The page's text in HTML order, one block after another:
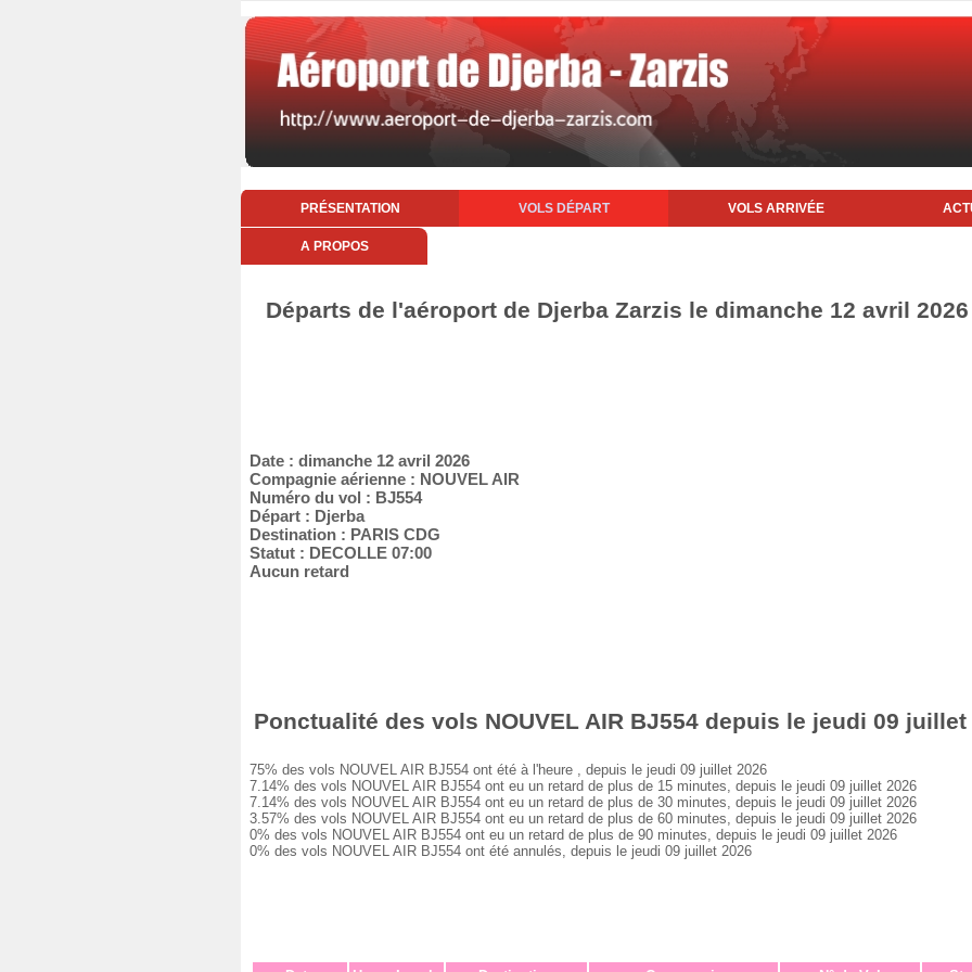
PRÉSENTATION VOLS DÉPART VOLS ARRIVÉE
A PROPOS
Départs de l'aéroport de Djerba Zarzis le dimanche 12 avril 2026
Date : dimanche 12 avril 2026
Compagnie aérienne : NOUVEL AIR
Numéro du vol : BJ554
Départ : Djerba
Destination : PARIS CDG
Statut : DECOLLE 07:00
Aucun retard
Ponctualité des vols NOUVEL AIR BJ554 depuis le jeudi 09 juillet
75% des vols NOUVEL AIR BJ554 ont été à l'heure , depuis le jeudi 09 juillet 2026
7.14% des vols NOUVEL AIR BJ554 ont eu un retard de plus de 15 minutes, depuis le jeudi 09 juillet 2026
7.14% des vols NOUVEL AIR BJ554 ont eu un retard de plus de 30 minutes, depuis le jeudi 09 juillet 2026
3.57% des vols NOUVEL AIR BJ554 ont eu un retard de plus de 60 minutes, depuis le jeudi 09 juillet 2026
0% des vols NOUVEL AIR BJ554 ont eu un retard de plus de 90 minutes, depuis le jeudi 09 juillet 2026
0% des vols NOUVEL AIR BJ554 ont été annulés, depuis le jeudi 09 juillet 2026